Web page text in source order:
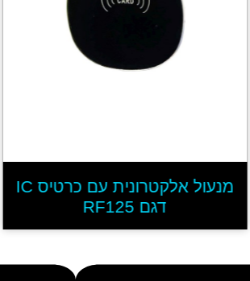
מנעול אלקטרונית עם כרטיס IC
מנעול RF ללוקר עם כרטיס F18